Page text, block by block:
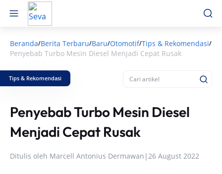
Beranda/Berita Terbaru/Baru/Otomotif/Tips & Rekomendasi/
Penyebab Turbo Mesin Diesel Menjadi Cepat Rusak
Tips & Rekomendasi
Penyebab Turbo Mesin Diesel
Menjadi Cepat Rusak
Ditulis oleh Marcell Antonius Dermawan |26 August 2022